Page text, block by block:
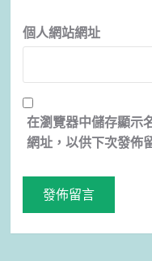
個人網站網址
在瀏覽器中儲存顯示
網址，以供下次發佈